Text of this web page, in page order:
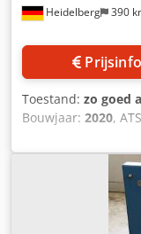
Heidelberg 390
Prijsinfo
Toestand: zo goed
Bouwjaar: 2020,
Handig, mobiel,
gebruiks- en
- Verschillende
verwerkt - Kosten
banderollering